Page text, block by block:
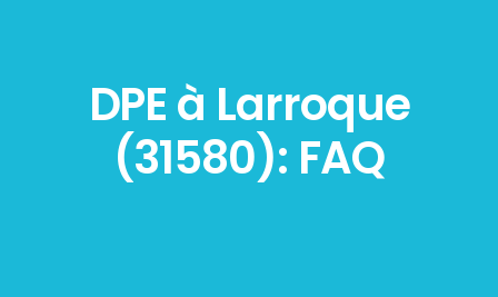
DPE à Larroque
(31580): FAQ